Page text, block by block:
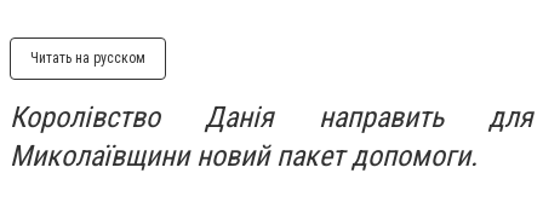
Читать на русском
Королівство Данія направить для
Миколаївщини новий пакет допомоги.